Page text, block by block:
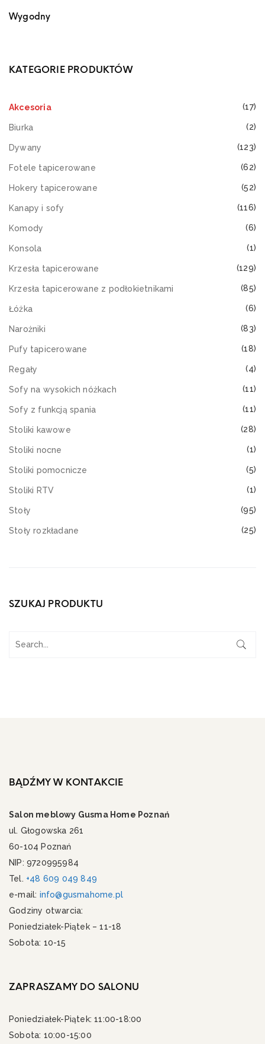
Wygodny
KATEGORIE PRODUKTÓW
Akcesoria (17)
Biurka (2)
Dywany (123)
Fotele tapicerowane (62)
Hokery tapicerowane (52)
Kanapy i sofy (116)
Komody (6)
Konsola (1)
Krzesła tapicerowane (129)
Krzesła tapicerowane z podłokietnikami (85)
Łóżka (6)
Narożniki (83)
Pufy tapicerowane (18)
Regały (4)
Sofy na wysokich nóżkach (11)
Sofy z funkcją spania (11)
Stoliki kawowe (28)
Stoliki nocne (1)
Stoliki pomocnicze (5)
Stoliki RTV (1)
Stoły (95)
Stoły rozkładane (25)
SZUKAJ PRODUKTU
BĄDŹMY W KONTAKCIE
Salon meblowy Gusma Home Poznań
ul. Głogowska 261
60-104 Poznań
NIP: 9720995984
Tel. +48 609 049 849
e-mail: info@gusmahome.pl
Godziny otwarcia:
Poniedziałek-Piątek – 11-18
Sobota: 10-15
ZAPRASZAMY DO SALONU
Poniedziałek-Piątek: 11:00-18:00
Sobota: 10:00-15:00